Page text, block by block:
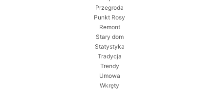
Przegroda
Punkt Rosy
Remont
Stary dom
Statystyka
Tradycja
Trendy
Umowa
Wkręty